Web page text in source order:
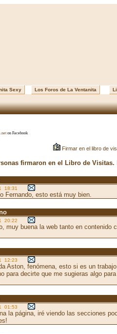
Sexy Los Foros de La Ventanita
on Facebook
Firmar en el libro de
firmaron en el Libro de Visitas.
18:31
Fernando, esto está muy bien.
20:22
muy buena la web tanto en contenido
12:23
Aston, fenómena, esto si es un
para decirte que me sugieras algo
01:53
la página, iré viendo las secciones